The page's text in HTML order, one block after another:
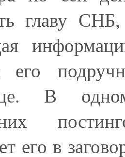
главу
В
его в